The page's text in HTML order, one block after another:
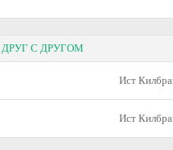
ДРУГ С ДРУГОМ
Ист
Ист